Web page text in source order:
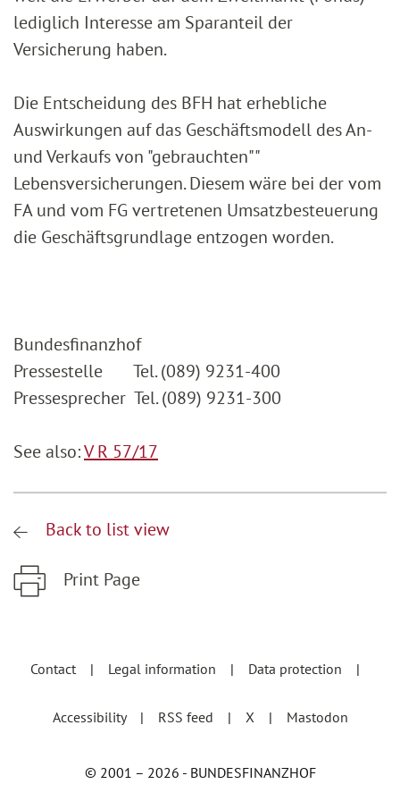
lediglich Interesse am Sparanteil der
Versicherung haben.
Die Entscheidung des BFH hat erhebliche
Auswirkungen auf das Geschäftsmodell des An-
und Verkaufs von "gebrauchten""
Lebensversicherungen. Diesem wäre bei der vom
FA und vom FG vertretenen Umsatzbesteuerung
die Geschäftsgrundlage entzogen worden.
Bundesfinanzhof
Pressestelle Tel. (089) 9231-400
Pressesprecher Tel. (089) 9231-300
See also:V R 57/17
Back to list view
Print Page
Contact
Legal information Data protection
Accessibility RSS feed X Mastodon
© 2001 – 2026 - BUNDESFINANZHOF